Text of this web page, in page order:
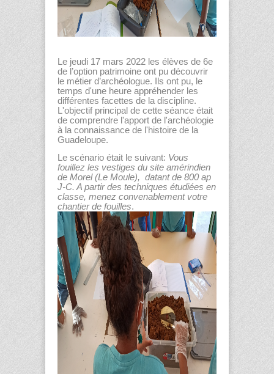
Le jeudi 17 mars 2022 les élèves de 6e
de l’option patrimoine ont pu découvrir
le métier d’archéologue. Ils ont pu, le
temps d'une heure appréhender les
différentes facettes de la discipline.
L'objectif principal de cette séance était
de comprendre l'apport de l'archéologie
à la connaissance de l'histoire de la
Guadeloupe.
Le scénario était le suivant: Vous
fouillez les vestiges du site amérindien
de Morel (Le Moule), datant de 800 ap
J-C. A partir des techniques étudiées en
classe, menez convenablement votre
chantier de fouilles.